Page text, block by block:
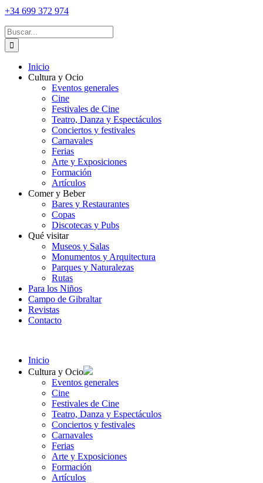
+34 699 372 974
Buscar:
Inicio
Cultura y Ocio
Eventos generales
Cine
Festivales de Cine
Teatro, Danza y Espectáculos
Conciertos y festivales
Carnavales
Ferias
Arte y Exposiciones
Formación
Artículos
Comer y Beber
Bares y Restaurantes
Copas
Discotecas y Pubs
Qué visitar
Museos y Salas
Monumentos y Arquitectura
Parques y Naturalezas
Rutas
Para los Niños
Campo de Gibraltar
Revistas
Contacto
Inicio
Cultura y Ocio
Eventos generales
Cine
Festivales de Cine
Teatro, Danza y Espectáculos
Conciertos y festivales
Carnavales
Ferias
Arte y Exposiciones
Formación
Artículos